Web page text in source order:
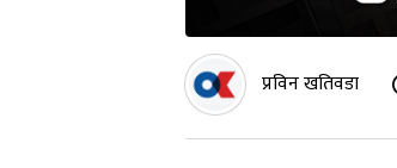
प्रविन खतिवडा